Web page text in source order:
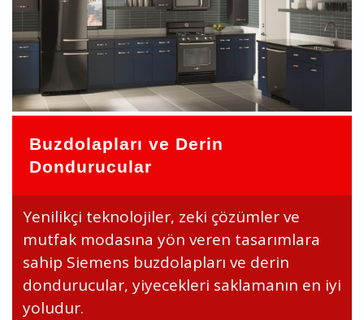
Buzdolapları ve Derin
Dondurucular
Yenilikçi teknolojiler, zeki çözümler ve
mutfak modasına yön veren tasarımlara
sahip Siemens buzdolapları ve derin
dondurucular, yiyecekleri saklamanın en iyi
yoludur.